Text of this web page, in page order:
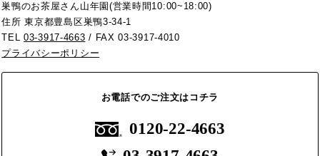
巣鴨のお茶屋さん山年園(営業時間10:00~18:00)
住所 東京都豊島区巣鴨3-34-1
TEL03-3917-4663 / FAX 03-3917-4010
プライバシーポリシー
お電話でのご注文はコチラ
0120-22-4663